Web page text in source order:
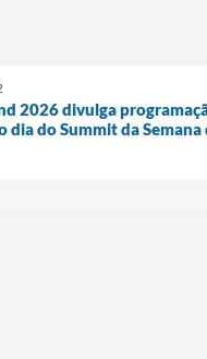
2026 divulga
dia do Summit da Semana